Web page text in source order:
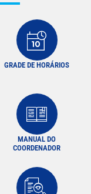
GRADE DE HORÁRIOS
MANUAL DO
COORDENADOR